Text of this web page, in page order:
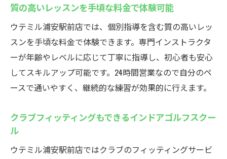
費用を抑えつつスキルアップできる工夫
コスパ重視の方に最適なインドアゴルフス
クール
初心者から中級者まで納得のレッスン内容
浦安駅前で手軽にゴルフ！ウテミルの魅力を徹
浦安駅近くのインドアゴルフスクールの利
駅から徒歩30秒で通える快適なアクセス
質の高いレッスンを手頃な料金で体験可能
ウテミル浦安駅前店では、個別指導を含む質の高いレッ
スンを手頃な料金で体験できます。専門インストラクタ
ーが年齢やレベルに応じて丁寧に指導し、初心者も安心
してスキルアップ可能です。24時間営業なので自分のペ
ースで通いやすく、継続的な練習が効果的に行えます。
クラブフィッティングもできるインドアゴルフスクー
ル
ウテミル浦安駅前店ではクラブのフィッティングサービ